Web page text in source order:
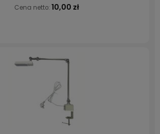
Cena netto: 10,00 zł